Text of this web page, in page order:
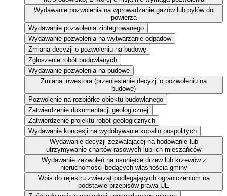
Wydawanie pozwolenia na wprowadzanie gazów lub pyłów do
powierza
Wydawanie pozwolenia zintegrowanego
Wydawanie pozwolenia na wytwarzanie odpadów
Zmiana decyzji o pozwoleniu na budowę
Zgłoszenie robót budowlanych
Wydawanie pozwolenia na budowę
Zmiana inwestora (przeniesienie decyzji o pozwoleniu na
budowę)
Pozwolenie na rozbiórkę obiektu budowlanego
Zatwierdzenie dokumentacji geologicznej
Zatwierdzenie projektu robót geologicznych
Wydawanie koncesji na wydobywanie kopalin pospolitych
Wydawanie decyzji zezwalającej na hodowanie lub
utrzymywanie chartów rasowych lub ich mieszańców
Wydawanie zezwoleń na usunięcie drzew lub krzewów z
nieruchomości będących własnością gminy
Wpis do rejestru zwierząt podlegających ograniczeniom na
podstawie przepisów prawa UE